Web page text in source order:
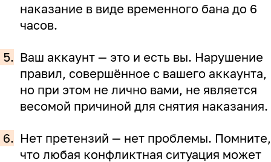
наказание в виде временного бана до 6
часов.
5. Ваш аккаунт — это и есть вы. Нарушение
правил, совершённое с вашего аккаунта,
но при этом не лично вами, не является
весомой причиной для снятия наказания.
6. Нет претензий — нет проблемы. Помните,
что любая конфликтная ситуация может